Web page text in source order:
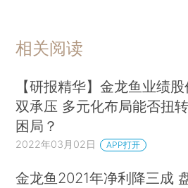
相关阅读
【研报精华】金龙鱼业绩股
双承压 多元化布局能否扭转
困局？
2022年03月02日 APP打开
金龙鱼2021年净利降三成